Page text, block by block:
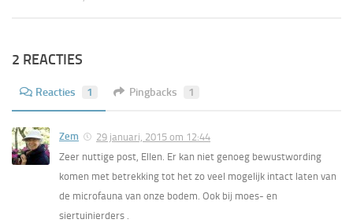
2 REACTIES
Reacties 1 Pingbacks 1
Zem
29 januari, 2015 om 12:44
Zeer nuttige post, Ellen. Er kan niet genoeg bewustwording
komen met betrekking tot het zo veel mogelijk intact laten van
de microfauna van onze bodem. Ook bij moes- en
siertuinierders .